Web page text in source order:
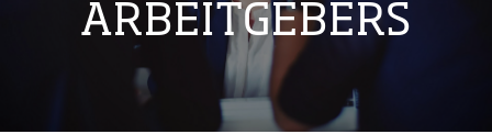
ARBEITGEBERS